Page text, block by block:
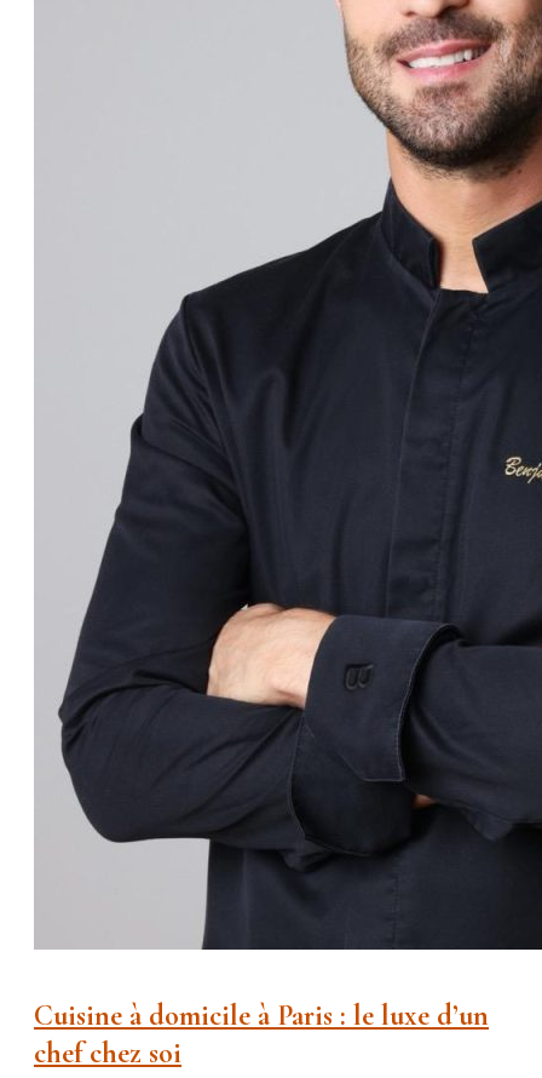
Cuisine à domicile à Paris : le luxe d’un
chef chez soi